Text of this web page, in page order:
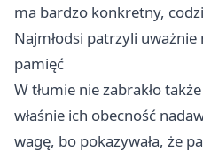
ma bardzo konkretny,
Najmłodsi patrzyli
pamięć
W tłumie nie zabrakło
właśnie ich obecność
wagę, bo pokazywała, że